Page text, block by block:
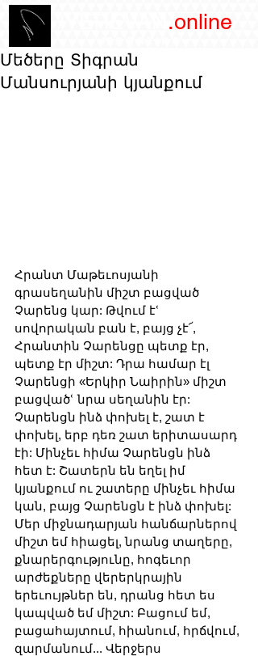
.online
Մեծերը Տիգրան
Մանսուրյանի կյանքում
Հրանտ Մաթեւոսյանի
գրասեղանին միշտ բացված
Չարենց կար: Թվում էՙ
սովորական բան է, բայց չէ՜,
Հրանտին Չարենցը պետք էր,
պետք էր միշտ: Դրա համար էլ
Չարենցի «Երկիր Նաիրին» միշտ
բացվածՙ նրա սեղանին էր:
Չարենցն ինձ փոխել է, շատ է
փոխել, երբ դեռ շատ երիտասարդ
էի: Մինչեւ հիմա Չարենցն ինձ
հետ է: Շատերն են եղել իմ
կյանքում ու շատերը մինչեւ հիմա
կան, բայց Չարենցն է ինձ փոխել:
Մեր միջնադարյան հանճարներով
միշտ եմ հիացել, նրանց տաղերը,
քնարերգությունը, հոգեւոր
արժեքները վերերկրային
երեւույթներ են, դրանց հետ ես
կապված եմ միշտ: Բացում եմ,
բացահայտում, հիանում, հրճվում,
զարմանում... Վերջերս